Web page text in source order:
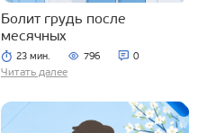
Болит грудь после
месячных
23 мин. 796 0
Читать далее